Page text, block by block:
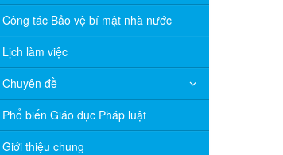
Công tác Bảo vệ bí mật nhà nước
Lịch làm việc
Chuyên đề
Phổ biến Giáo dục Pháp luật
Giới thiệu chung
V/v đề nghị báo cáo hệ thống phân
phối, nhãn hiệu hàng hóa và hoạt động
mua bán khí trên địa bàn tỉnh năm 2025
(nhắc lần 2).